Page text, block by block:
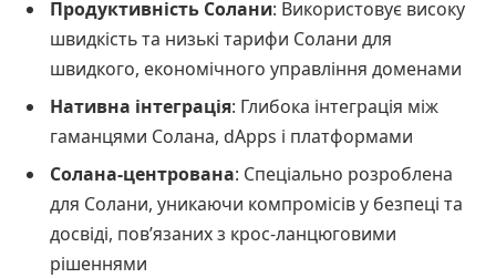
Продуктивність Солани: Використовує високу
швидкість та низькі тарифи Солани для
швидкого, економічного управління доменами
Нативна інтеграція: Глибока інтеграція між
гаманцями Солана, dApps і платформами
Солана-центрована: Спеціально розроблена
для Солани, уникаючи компромісів у безпеці та
досвіді, пов’язаних з крос-ланцюговими
рішеннями